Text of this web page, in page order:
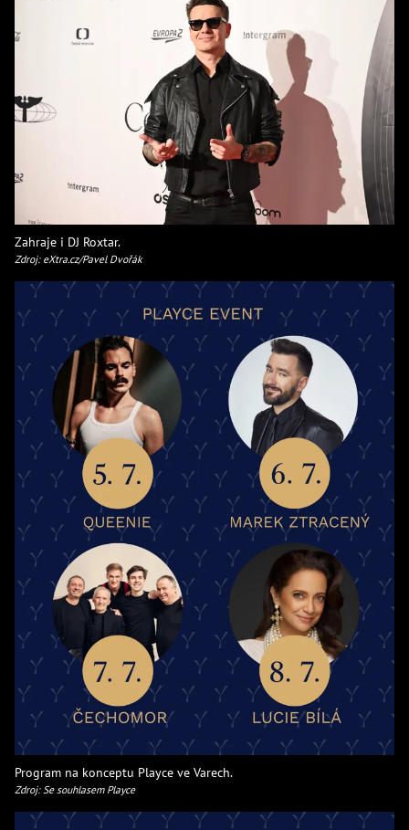
Zahraje i DJ Roxtar.
Zdroj: eXtra.cz/Pavel Dvořák
Program na konceptu Playce ve Varech.
Zdroj: Se souhlasem Playce